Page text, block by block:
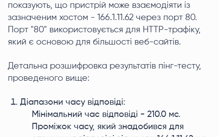
показують, що пристрій може взаємодіяти із
зазначеним хостом - 166.1.11.62 через порт 80.
Порт "80" використовується для HTTP-трафіку,
який є основою для більшості веб-сайтів.
Детальна розшифровка результатів пінг-тесту,
проведеного вище:
Діапазони часу відповіді:
Мінімальний час відповіді - 210.0 мс.
Проміжок часу, який знадобився для